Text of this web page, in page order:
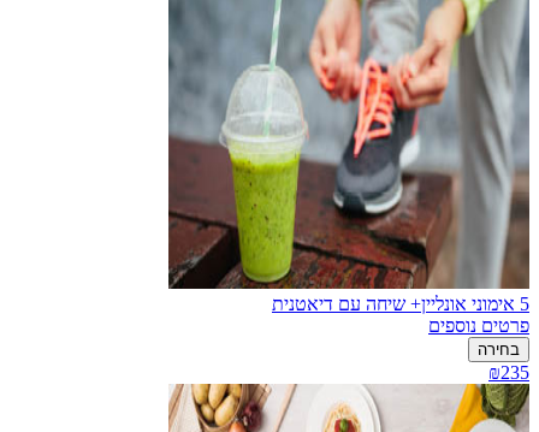
5 אימוני אונליין+ שיחה עם דיאטנית
פרטים נוספים
בחירה
₪235